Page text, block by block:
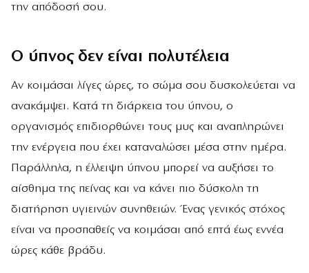
την απόδοσή σου.
Ο ύπνος δεν είναι πολυτέλεια
Αν κοιμάσαι λίγες ώρες, το σώμα σου δυσκολεύεται να
ανακάμψει. Κατά τη διάρκεια του ύπνου, ο
οργανισμός επιδιορθώνει τους μυς και αναπληρώνει
την ενέργεια που έχει καταναλώσει μέσα στην ημέρα.
Παράλληλα, η έλλειψη ύπνου μπορεί να αυξήσει το
αίσθημα της πείνας και να κάνει πιο δύσκολη τη
διατήρηση υγιεινών συνηθειών. Ένας γενικός στόχος
είναι να προσπαθείς να κοιμάσαι από επτά έως εννέα
ώρες κάθε βράδυ.